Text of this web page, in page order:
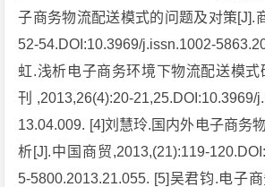
子商务物流配送模式的问题及对策[J].
52-54.DOI:10.3969/j.issn.1002-
虹.浅析电子商务环境下物流配送模式
刊,2013,26(4):20-21,25.DOI:10.3969/
13.04.009. [4]刘慧玲.国内外电子商务
析[J].中国商贸,2013,(21):119-
5-5800.2013.21.055. [5]吴君钧.电子